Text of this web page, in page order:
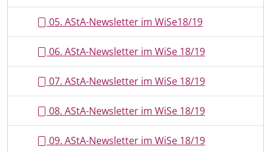
05. AStA-Newsletter im WiSe18/19
06. AStA-Newsletter im WiSe 18/19
07. AStA-Newsletter im WiSe 18/19
08. AStA-Newsletter im WiSe 18/19
09. AStA-Newsletter im WiSe 18/19